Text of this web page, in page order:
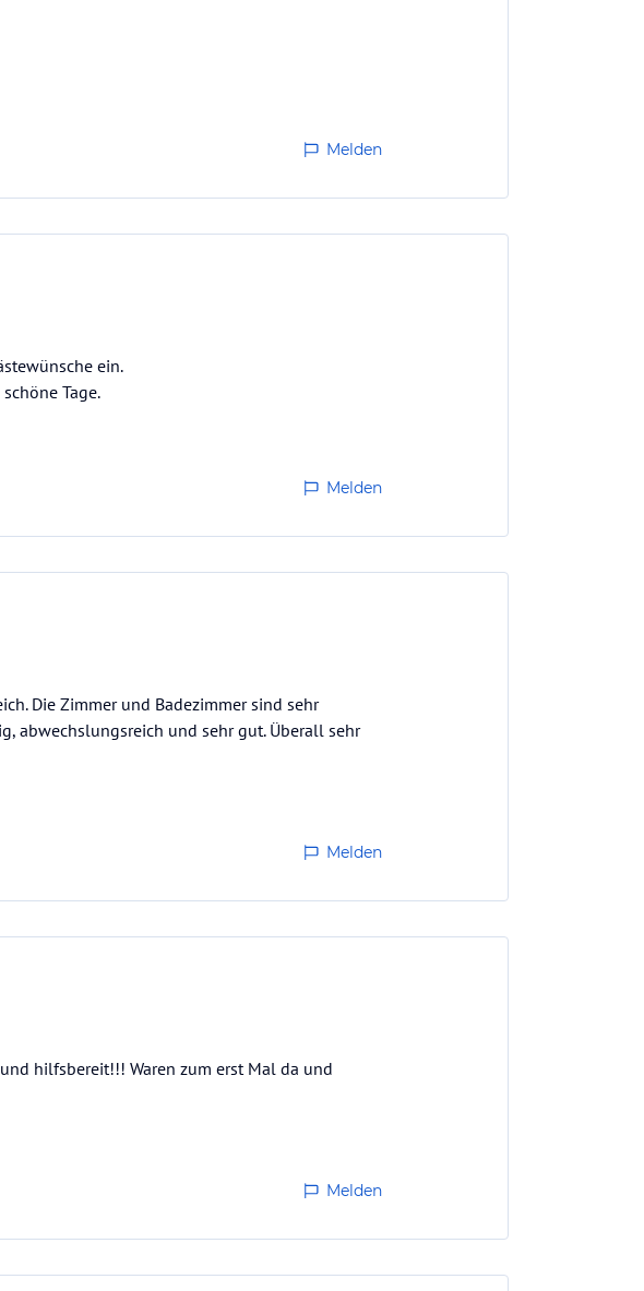
Melden
ein.
Tage.
Melden
Die Zimmer und Badezimmer sind sehr
abwechslungsreich und sehr gut. Überall sehr
Melden
hilfsbereit!!! Waren zum erst Mal da und
Melden